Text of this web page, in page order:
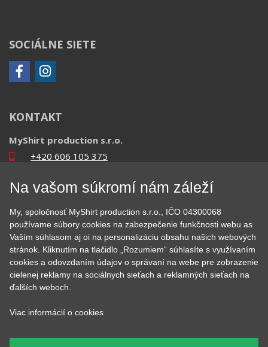
SOCIÁLNE SIETE
KONTAKT
MyShirt production s.r.o.
+420 606 105 375
46601 Jablonec nad Nisou, Česko
Na vašom súkromí nám záleží
My, spoločnosť MyShirt production s.r.o., IČO 04300068
používame súbory cookies na zabezpečenie funkčnosti webu as
Vaším súhlasom aj oi na personalizáciu obsahu našich webových
stránok. Kliknutím na tlačidlo „Rozumiem“ súhlasíte s využívaním
cookies a odovzdaním údajov o správaní na webe pre zobrazenie
cielenej reklamy na sociálnych sieťach a reklamných sieťach na
ďalších weboch.
Viac informácií o cookies